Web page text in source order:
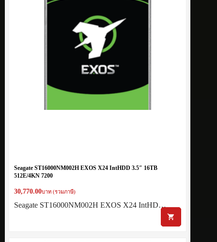
Seagate ST16000NM002H EXOS X24 IntHDD 3.5″ 16TB
512E/4KN 7200
30,770.00บาท (รวมภาษี)
Seagate ST16000NM002H EXOS X24 IntHD…